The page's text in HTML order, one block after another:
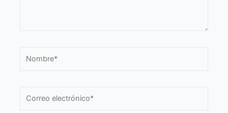
electrónico*